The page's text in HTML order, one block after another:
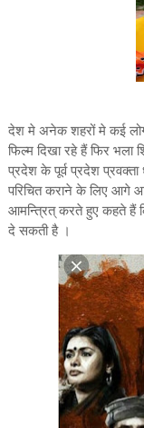
देश मे अनेक शहरों मे कई
फिल्म दिखा रहे हैं फिर भला
प्रदेश के पूर्व प्रदेश प्रवक्ता
परिचित कराने के लिए आगे
आमन्त्रित् करते हुए कहते हैं कि
दे सकती है ।